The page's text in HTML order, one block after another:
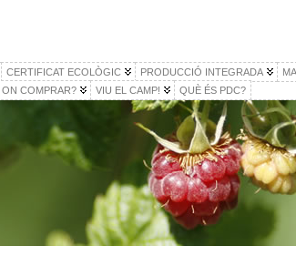
CERTIFICAT ECOLÒGIC PRODUCCIÓ INTEGRADA
ON COMPRAR? VIU EL CAMP! QUÈ ÉS PDC?